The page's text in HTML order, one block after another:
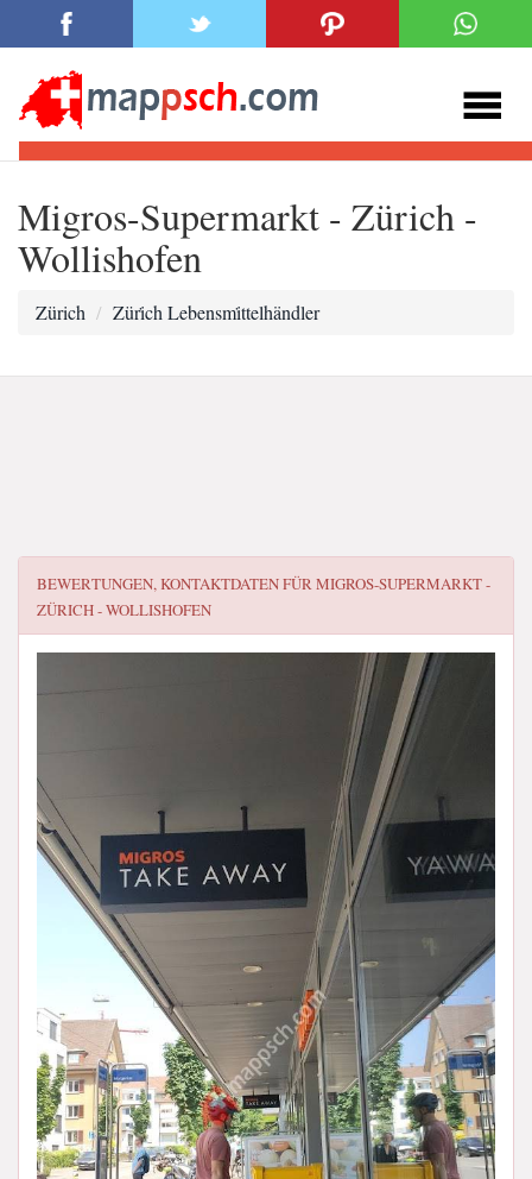
Migros-Supermarkt - Zürich -
Wollishofen
Zürich Züri̇ch Lebensmi̇ttelhändler
BEWERTUNGEN, KONTAKTDATEN FÜRMIGROS-SUPERMARKT -
ZÜRICH - WOLLISHOFEN